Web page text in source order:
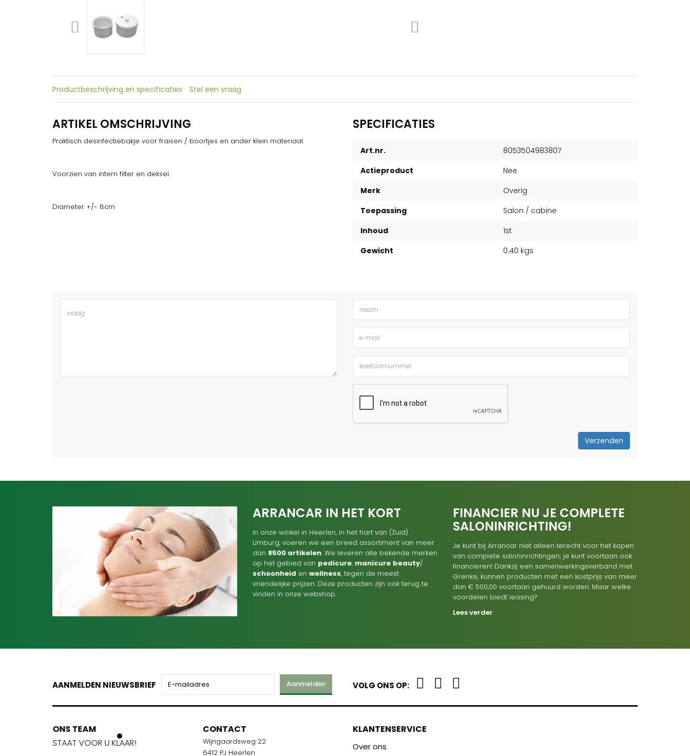
Productbeschrijving en specificaties Stel een vraag
ARTIKEL OMSCHRIJVING
Praktisch desinfectiebakje voor fraisen / boortjes en ander klein materiaal.
Voorzien van intern filter en deksel.
Diameter +/- 8cm
SPECIFICATIES
Art.nr.
8053504983807
Actieproduct
Nee
Merk
Overig
Toepassing
Salon / cabine
Inhoud
1st
Gewicht
0.40 kgs
Verzenden
ARRANCAR IN HET KORT
In onze winkel in Heerlen, in het hart van (Zuid)
Limburg, voeren we een breed assortiment van meer
dan 8500 artikelen. We leveren alle bekende merken
op het gebied van pedicure, manicure beauty/
schoonheid en wellness, tegen de meest
vriendelijke prijzen. Deze producten zijn ook terug te
vinden in onze webshop.
FINANCIER NU JE COMPLETE
SALONINRICHTING!
Je kunt bij Arrancar niet alleen terecht voor het kopen
van complete saloninrichtingen; je kunt voortaan ook
financieren! Dankzij een samenwerkingsverband met
Grenke, kunnen producten met een kostprijs van meer
dan € 500,00 voortaan gehuurd worden. Maar welke
voordelen biedt leasing?
Lees verder
AANMELDEN NIEUWSBRIEF Aanmelden VOLG ONS OP:
ONS TEAM
STAAT VOOR U KLAAR!
ONS TEAM
STAAT VOOR U KLAAR!
CONTACT
Wijngaardsweg 22
6412 PJ Heerlen
KLANTENSERVICE
Over ons